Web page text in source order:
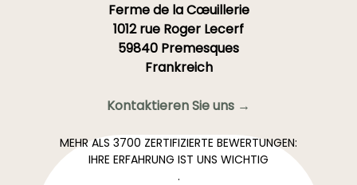
Ferme de la Cœuillerie
1012 rue Roger Lecerf
59840 Premesques
Frankreich
Kontaktieren Sie uns →
MEHR ALS 3700 ZERTIFIZIERTE BEWERTUNGEN:
IHRE ERFAHRUNG IST UNS WICHTIG
.